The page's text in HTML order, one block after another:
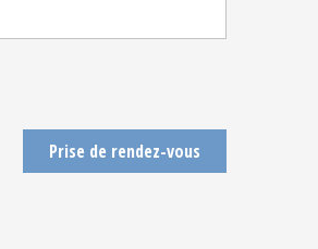
Prise de rendez-vous